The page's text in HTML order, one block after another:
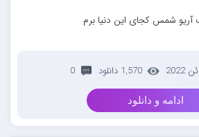
1,570 دانلود 0
ادامه و دانلود